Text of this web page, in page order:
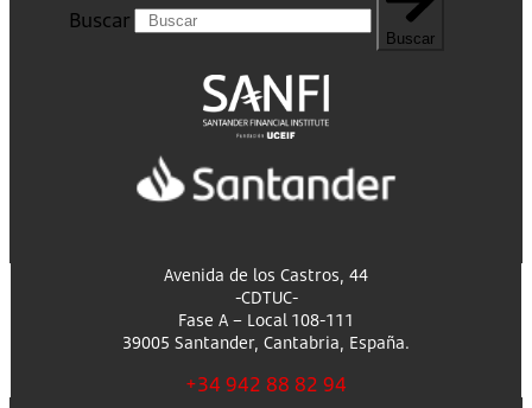
Buscar
Buscar
Avenida de los Castros, 44
-CDTUC-
Fase A – Local 108-111
39005 Santander, Cantabria, España.
+34 942 88 82 94